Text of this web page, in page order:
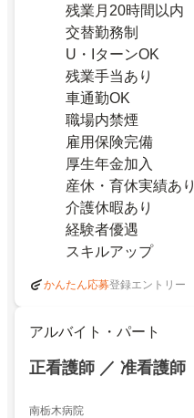
残業月20時間以内
交替勤務制
U・IターンOK
残業手当あり
車通勤OK
職場内禁煙
雇用保険完備
厚生年金加入
産休・育休実績あり
介護休暇あり
経験者優遇
スキルアップ
かんたん応募登録エントリー
アルバイト・パート
正看護師 ／ 准看護師
南栃木病院